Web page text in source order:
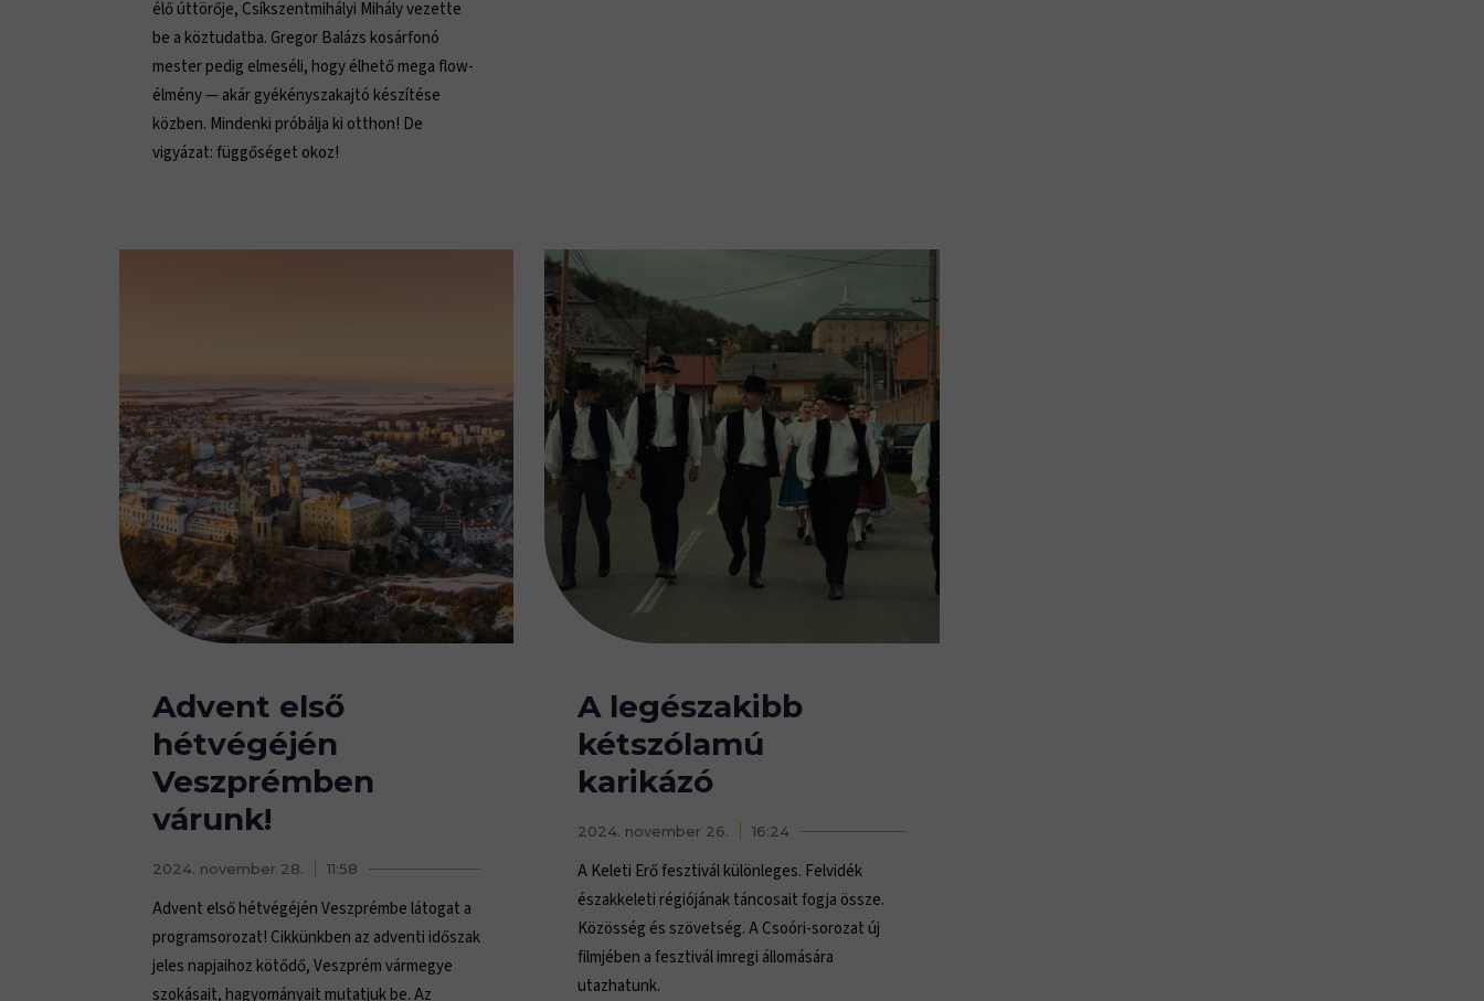
élő úttörője, Csíkszentmihályi Mihály vezette
be a köztudatba. Gregor Balázs kosárfonó
mester pedig elmeséli, hogy élhető mega flow-
élmény — akár gyékényszakajtó készítése
közben. Mindenki próbálja ki otthon! De
vigyázat: függőséget okoz!
Advent első
hétvégéjén
Veszprémben
várunk!
2024. november 28. 11:58
Advent első hétvégéjén Veszprémbe látogat a
programsorozat! Cikkünkben az adventi időszak
jeles napjaihoz kötődő, Veszprém vármegye
szokásait, hagyományait mutatjuk be. Az
A legészakibb
kétszólamú
karikázó
2024. november 26. 16:24
A Keleti Erő fesztivál különleges. Felvidék
északkeleti régiójának táncosait fogja össze.
Közösség és szövetség. A Csoóri-sorozat új
filmjében a fesztivál imregi állomására
utazhatunk.